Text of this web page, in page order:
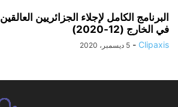
البرنامج الكامل لإجلاء الجزائريين العالقين
في الخارج (12-2020)
Clipaxis
- 5 ديسمبر، 2020